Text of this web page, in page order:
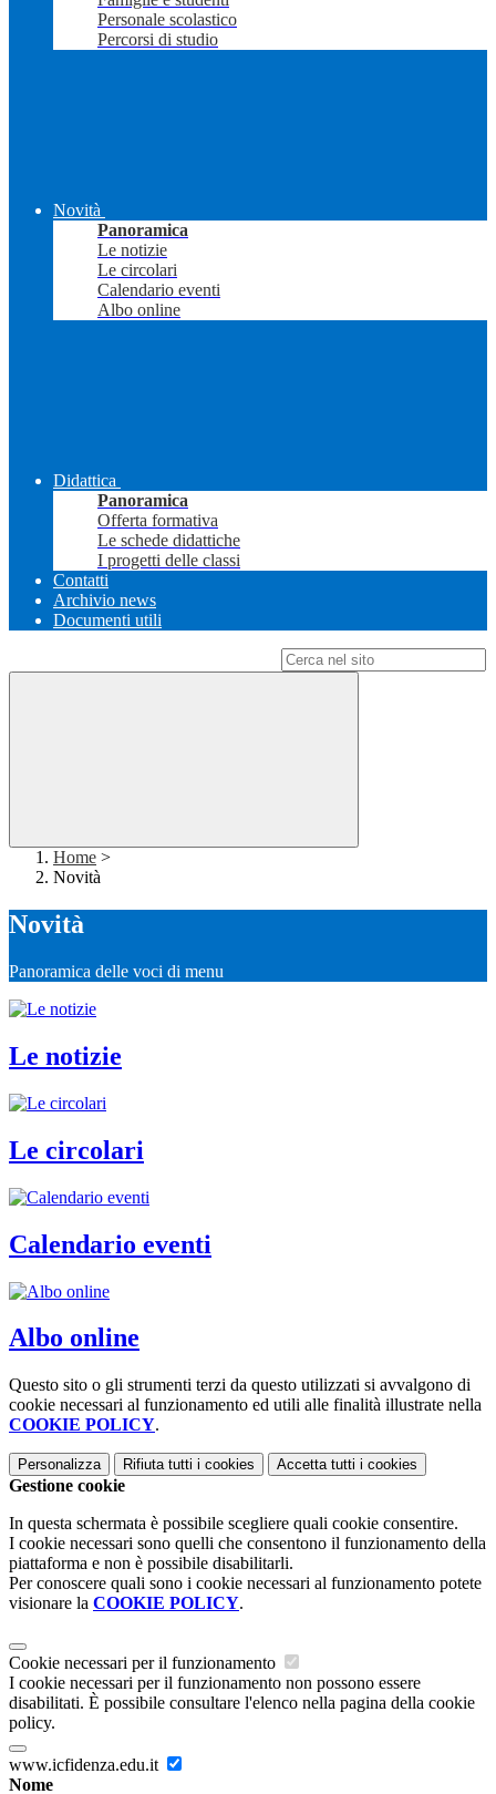
Personale scolastico
Percorsi di studio
Novità
Panoramica
Le notizie
Le circolari
Calendario eventi
Albo online
Didattica
Panoramica
Offerta formativa
Le schede didattiche
I progetti delle classi
Contatti
Archivio news
Documenti utili
Home >
Novità
Novità
Panoramica delle voci di menu
Le notizie
Le circolari
Calendario eventi
Albo online
Questo sito o gli strumenti terzi da questo utilizzati si avvalgono di
cookie necessari al funzionamento ed utili alle finalità illustrate nella
COOKIE POLICY.
Personalizza Rifiuta tutti i cookies Accetta tutti i cookies
Gestione cookie
In questa schermata è possibile scegliere quali cookie consentire.
I cookie necessari sono quelli che consentono il funzionamento della
piattaforma e non è possibile disabilitarli.
Per conoscere quali sono i cookie necessari al funzionamento potete
visionare la COOKIE POLICY.
Cookie necessari per il funzionamento
I cookie necessari per il funzionamento non possono essere
disabilitati. È possibile consultare l'elenco nella pagina della cookie
policy.
www.icfidenza.edu.it
Nome